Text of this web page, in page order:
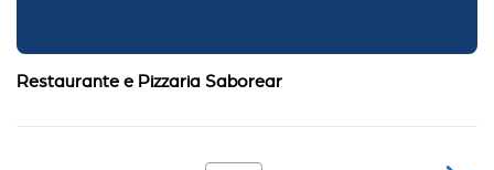
Restaurante e Pizzaria Saborear